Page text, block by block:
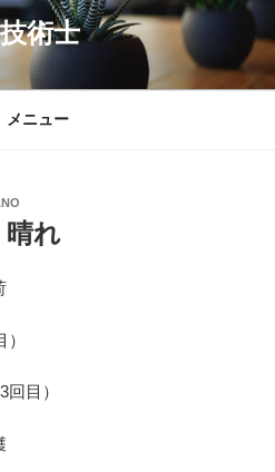
術士
メニュー
晴れ
目）